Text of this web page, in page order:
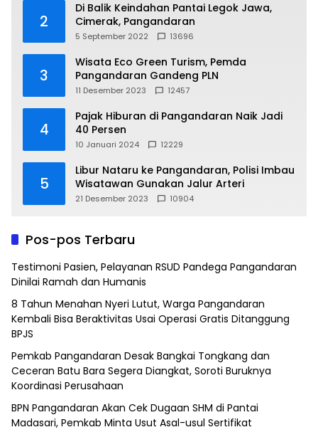
2
Di Balik Keindahan Pantai Legok Jawa,
Cimerak, Pangandaran
5 September 2022 13696
3
Wisata Eco Green Turism, Pemda
Pangandaran Gandeng PLN
11 Desember 2023 12457
4
Pajak Hiburan di Pangandaran Naik Jadi
40 Persen
10 Januari 2024 12229
5
Libur Nataru ke Pangandaran, Polisi Imbau
Wisatawan Gunakan Jalur Arteri
21 Desember 2023 10904
Pos-pos Terbaru
Testimoni Pasien, Pelayanan RSUD Pandega Pangandaran
Dinilai Ramah dan Humanis
8 Tahun Menahan Nyeri Lutut, Warga Pangandaran
Kembali Bisa Beraktivitas Usai Operasi Gratis Ditanggung
BPJS
Pemkab Pangandaran Desak Bangkai Tongkang dan
Ceceran Batu Bara Segera Diangkat, Soroti Buruknya
Koordinasi Perusahaan
BPN Pangandaran Akan Cek Dugaan SHM di Pantai
Madasari, Pemkab Minta Usut Asal-usul Sertifikat